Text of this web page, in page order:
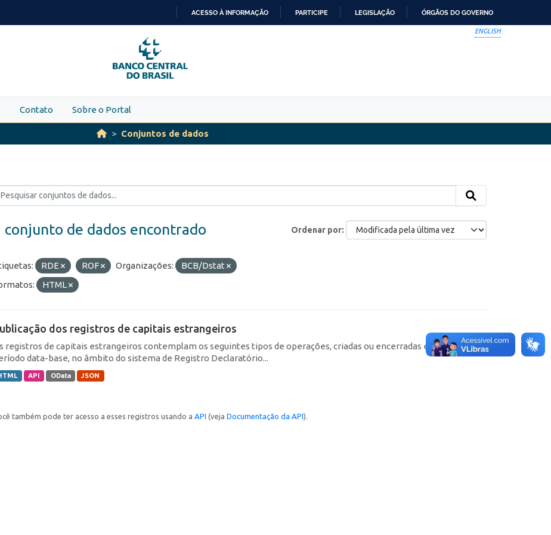
PARA
O
CONTEÚDO
ACESSO À INFORMAÇÃO PARTICIPE LEGISLAÇÃO ÓRGÃOS DO GOVERNO
ENGLISH
Contato Sobre o Portal
Conjuntos de dados
Ordenar por
conjunto de dados encontrado
RDE ROF Organizações:
BCB/Dstat
HTML
dos registros de capitais estrangeiros
registros de capitais estrangeiros contemplam os seguintes tipos de operações, criadas ou encerradas em cada
data-base, no âmbito do sistema de Registro Declaratório...
API OData JSON
também pode ter acesso a esses registros usando a API (veja Documentação da API).